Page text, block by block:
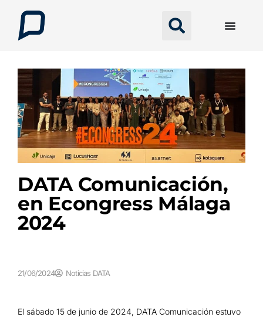
DATA Comunicación,
en Econgress Málaga
2024
21/06/2024 Noticias DATA
El sábado 15 de junio de 2024, DATA Comunicación estuvo